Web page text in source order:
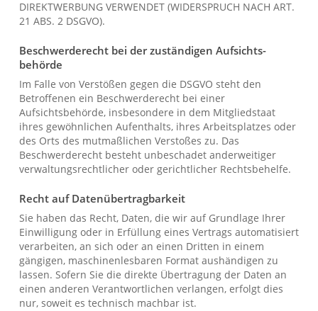
DIREKTWERBUNG VERWENDET (WIDERSPRUCH NACH ART.
21 ABS. 2 DSGVO).
Beschwerde­recht bei der zuständigen Aufsichts­
behörde
Im Falle von Verstößen gegen die DSGVO steht den
Betroffenen ein Beschwerderecht bei einer
Aufsichtsbehörde, insbesondere in dem Mitgliedstaat
ihres gewöhnlichen Aufenthalts, ihres Arbeitsplatzes oder
des Orts des mutmaßlichen Verstoßes zu. Das
Beschwerderecht besteht unbeschadet anderweitiger
verwaltungsrechtlicher oder gerichtlicher Rechtsbehelfe.
Recht auf Daten­übertrag­barkeit
Sie haben das Recht, Daten, die wir auf Grundlage Ihrer
Einwilligung oder in Erfüllung eines Vertrags automatisiert
verarbeiten, an sich oder an einen Dritten in einem
gängigen, maschinenlesbaren Format aushändigen zu
lassen. Sofern Sie die direkte Übertragung der Daten an
einen anderen Verantwortlichen verlangen, erfolgt dies
nur, soweit es technisch machbar ist.